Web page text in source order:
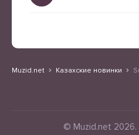
Muzid.net Казахские новинки
© Muzid.net 2026.